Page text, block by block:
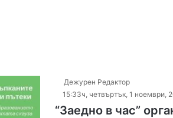
Дежурен Редактор
15:33ч, четвъртък, 1 ноември,
“Заедно в час”